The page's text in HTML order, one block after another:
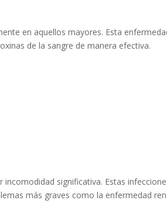
en aquellos mayores. Esta
de la sangre de manera efectiva.
significativa. Estas
más graves como la enfermedad